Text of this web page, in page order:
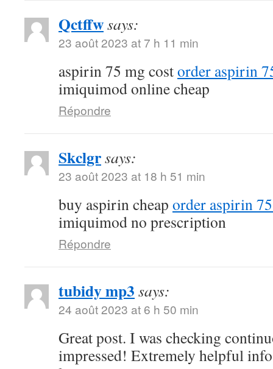
Qctffwsays:
23 août 2023 at 7 h 11 min
aspirin 75 mg costorder aspirin
imiquimod online cheap
Répondre
Skclgrsays:
23 août 2023 at 18 h 51 min
buy aspirin cheap order aspirin
imiquimod no prescription
Répondre
tubidy mp3 says:
24 août 2023 at 6 h 50 min
Great post. I was checking
impressed! Extremely helpful